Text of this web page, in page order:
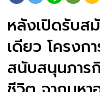
หลังเปิดรับส
เดียว โครงก
สนับสนุนภาร